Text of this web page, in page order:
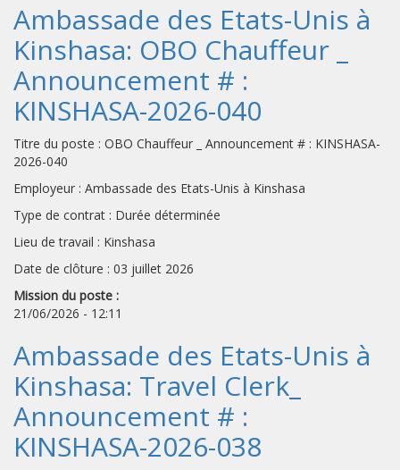
Ambassade des Etats-Unis à
Kinshasa: OBO Chauffeur _
Announcement # :
KINSHASA-2026-040
Titre du poste : OBO Chauffeur _ Announcement # : KINSHASA-
2026-040
Employeur : Ambassade des Etats-Unis à Kinshasa
Type de contrat : Durée déterminée
Lieu de travail : Kinshasa
Date de clôture : 03 juillet 2026
Mission du poste :
21/06/2026 - 12:11
Ambassade des Etats-Unis à
Kinshasa: Travel Clerk_
Announcement # :
KINSHASA-2026-038